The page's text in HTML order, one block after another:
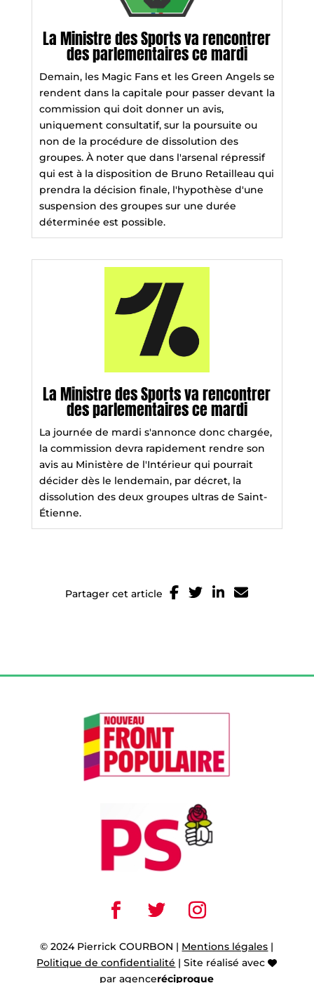
La Ministre des Sports va rencontrer
des parlementaires ce mardi
Demain, les Magic Fans et les Green Angels se
rendent dans la capitale pour passer devant la
commission qui doit donner un avis,
uniquement consultatif, sur la poursuite ou
non de la procédure de dissolution des
groupes. À noter que dans l'arsenal répressif
qui est à la disposition de Bruno Retailleau qui
prendra la décision finale, l'hypothèse d'une
suspension des groupes sur une durée
déterminée est possible.
La Ministre des Sports va rencontrer
des parlementaires ce mardi
La journée de mardi s'annonce donc chargée,
la commission devra rapidement rendre son
avis au Ministère de l'Intérieur qui pourrait
décider dès le lendemain, par décret, la
dissolution des deux groupes ultras de Saint-
Étienne.
Partager cet article
© 2024 Pierrick COURBON | Mentions légales |
Politique de confidentialité | Site réalisé avec
paragenceréciproque